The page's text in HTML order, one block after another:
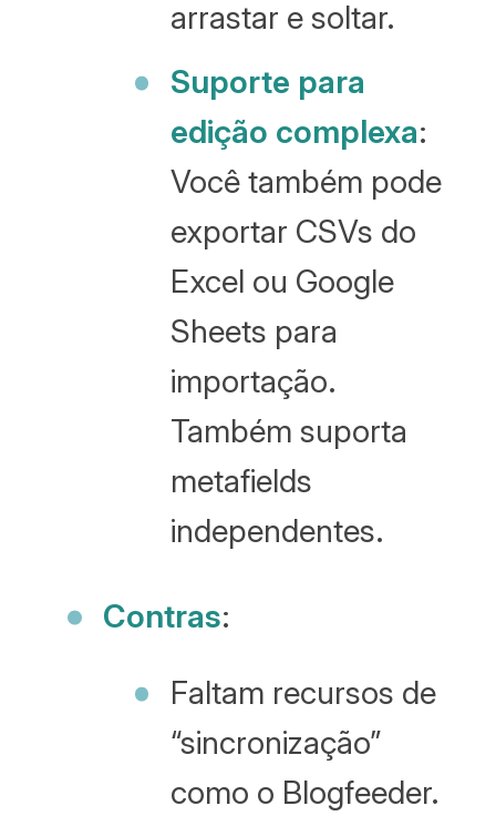
arrastar e soltar.
Suporte para
edição complexa:
Você também pode
exportar CSVs do
Excel ou Google
Sheets para
importação.
Também suporta
metafields
independentes.
Contras:
Faltam recursos de
“sincronização”
como o Blogfeeder.